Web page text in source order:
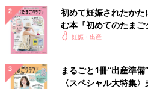
初めて妊娠されたか
む本『初めてのたまご
妊娠・出産
まるごと1冊“出産準備
〈スペシャル大特集